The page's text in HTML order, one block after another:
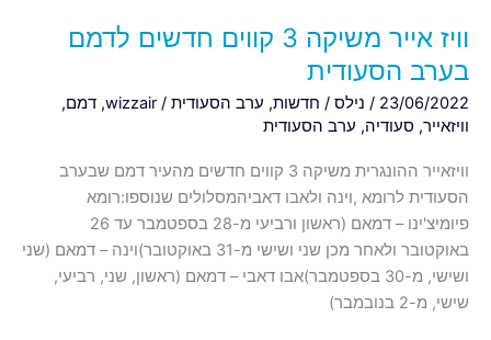
וויז אייר משיקה 3 קווים חדשים לדמם
בערב הסעודית
23/06/2022
/ נילס/חדשות,ערב הסעודית/
wizzair
,דמם,
וויזאייר,סעודיה,ערב הסעודית
וויזאייר ההונגרית משיקה 3 קווים חדשים מהעיר דמם שבערב
הסעודית לרומא ,וינה ולאבו דאביהמסלולים שנוספו:רומא
פיומיצ'ינו – דמאם (ראשון ורביעי מ-28 בספטמבר עד 26
באוקטובר ולאחר מכן שני ושישי מ-31 באוקטובר)וינה – דמאם (שני
ושישי, מ-30 בספטמבר)אבו דאבי – דמאם (ראשון, שני, רביעי,
שישי, מ-2 בנובמבר)